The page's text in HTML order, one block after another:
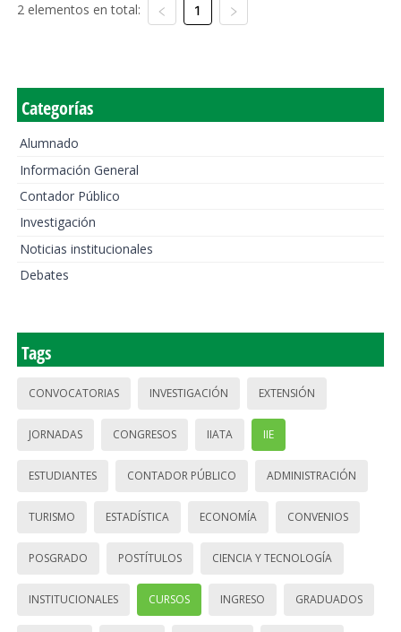
2 elementos en total: 1
Categorías
Alumnado
Información General
Contador Público
Investigación
Noticias institucionales
Debates
Tags
CONVOCATORIAS INVESTIGACIÓN EXTENSIÓN
JORNADAS CONGRESOS IIATA IIE
ESTUDIANTES CONTADOR PÚBLICO ADMINISTRACIÓN
TURISMO ESTADÍSTICA ECONOMÍA CONVENIOS
POSGRADO POSTÍTULOS CIENCIA Y TECNOLOGÍA
INSTITUCIONALES CURSOS INGRESO GRADUADOS